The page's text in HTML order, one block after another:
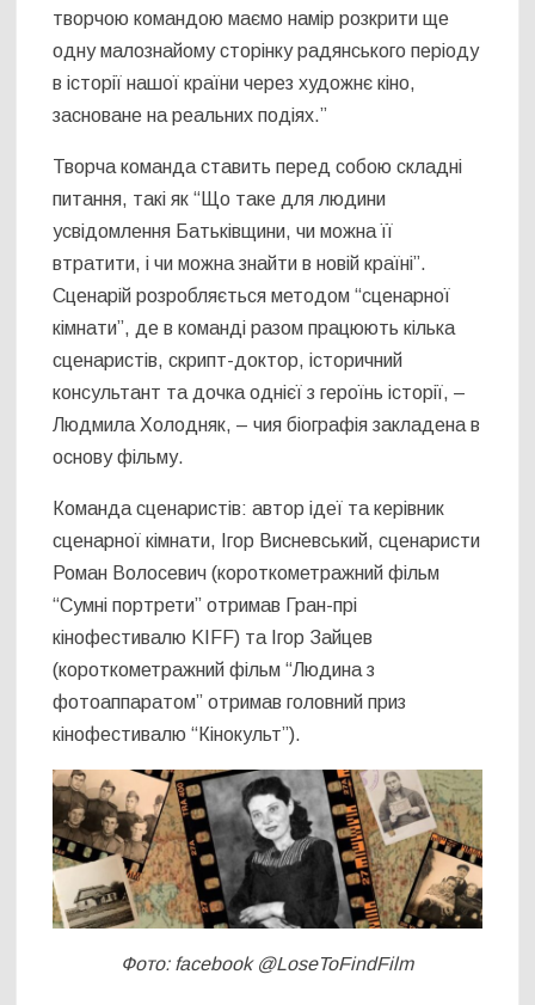
творчою командою маємо намір розкрити ще
одну малознайому сторінку радянського періоду
в історії нашої країни через художнє кіно,
засноване на реальних подіях.”
Творча команда ставить перед собою складні
питання, такі як “Що таке для людини
усвідомлення Батьківщини, чи можна її
втратити, і чи можна знайти в новій країні”.
Сценарій розробляється методом “сценарної
кімнати”, де в команді разом працюють кілька
сценаристів, скрипт-доктор, історичний
консультант та дочка однієї з героїнь історії, –
Людмила Холодняк, – чия біографія закладена в
основу фільму.
Команда сценаристів: автор ідеї та керівник
сценарної кімнати, Ігор Висневський, сценаристи
Роман Волосевич (короткометражний фільм
“Сумні портрети” отримав Гран-прі
кінофестивалю KIFF) та Ігор Зайцев
(короткометражний фільм “Людина з
фотоаппаратом” отримав головний приз
кінофестивалю “Кінокульт”).
Фото: facebook @LoseToFindFilm